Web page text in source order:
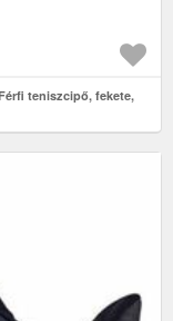
teniszcipő, fekete,